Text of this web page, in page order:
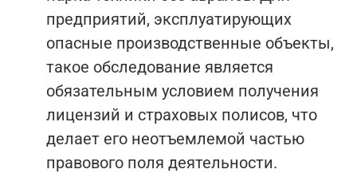
предприятий, эксплуатирующих
опасные производственные объекты,
такое обследование является
обязательным условием получения
лицензий и страховых полисов, что
делает его неотъемлемой частью
правового поля деятельности.